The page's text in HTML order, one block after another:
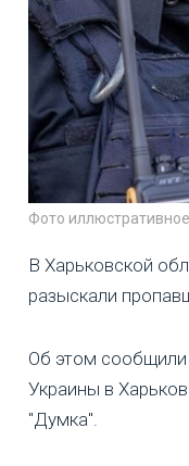
Фото иллюстративное
В Харьковской
разыскали
Об этом
Украины в
"Думка".